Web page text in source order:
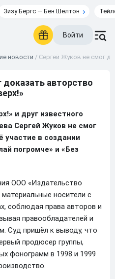
Зизу Бергс — Бен Шелтон
Войти
новости / Сергей Жуков не смог
доказать авторство
и друг известного
Сергей Жуков не смог
участие в создании
погромче» и «Без
ООО «Издательство
носители с
соблюдая права авторов и
правообладателей и
Суд пришёл к выводу, что
продюсер группы,
фонограмм в 1998 и 1999